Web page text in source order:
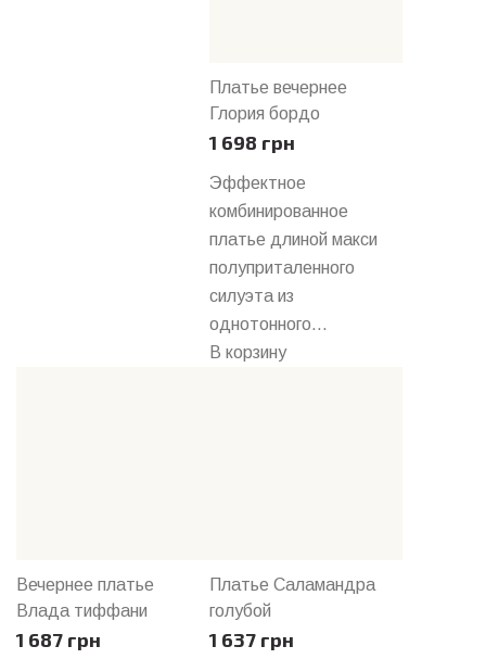
Платье вечернее
Глория бордо
1 698 грн
Эффектное
комбинированное
платье длиной макси
полуприталенного
силуэта из
однотонного...
В корзину
Вечернее платье
Влада тиффани
1 687 грн
Платье Саламандра
голубой
1 637 грн